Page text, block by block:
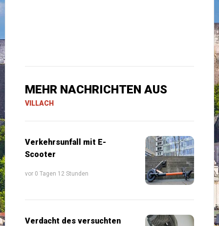
MEHR NACHRICHTEN AUS
VILLACH
Verkehrsunfall mit E-
Scooter
vor 0 Tagen 12 Stunden
Verdacht des versuchten